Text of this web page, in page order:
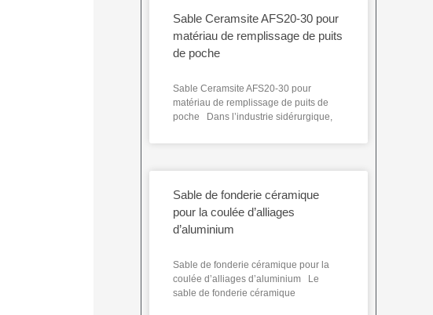
Sable Ceramsite AFS20-30 pour
matériau de remplissage de puits
de poche
Sable Ceramsite AFS20-30 pour
matériau de remplissage de puits de
poche Dans l’industrie sidérurgique,
Sable de fonderie céramique
pour la coulée d’alliages
d’aluminium
Sable de fonderie céramique pour la
coulée d’alliages d’aluminium Le
sable de fonderie céramique